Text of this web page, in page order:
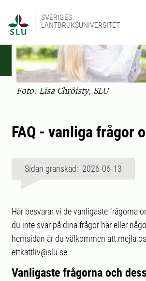
SVERIGES
LANTBRUKSUNIVERSITET
Foto: Lisa Chröisty, SLU
FAQ - vanliga frågor
Sidan granskad: 2026-06-13
Här besvarar vi de vanligaste frågorna
du inte svar på dina frågor här eller
hemsidan är du välkommen att mejla
ettkattliv@slu.se.
Vanligaste frågorna och